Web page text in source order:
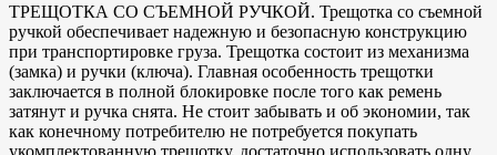
ТРЕЩОТКА СО СЪЕМНОЙ РУЧКОЙ. Трещотка со съемной
ручкой обеспечивает надежную и безопасную конструкцию
при транспортировке груза. Трещотка состоит из механизма
(замка) и ручки (ключа). Главная особенность трещотки
заключается в полной блокировке после того как ремень
затянут и ручка снята. Не стоит забывать и об экономии, так
как конечному потребителю не потребуется покупать
укомплектованную трещотку, достаточно использовать одну